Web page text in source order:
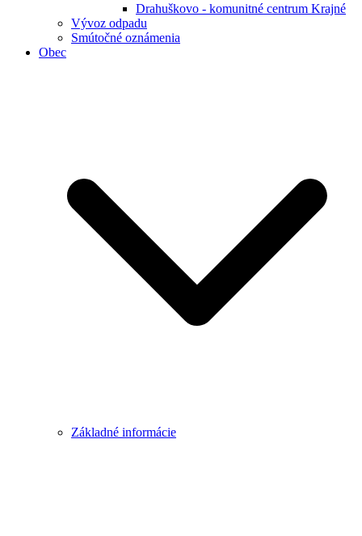
Drahuškovo - komunitné centrum Krajné
Vývoz odpadu
Smútočné oznámenia
Obec
Základné informácie